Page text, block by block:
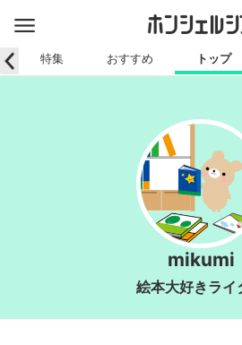
特集 おすすめ トップ
mikumi
絵本大好きライ